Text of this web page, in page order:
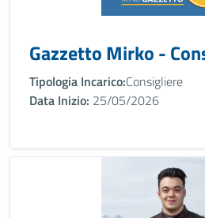
Gazzetto Mirko -
Tipologia Incarico:Consigliere
Data Inizio: 25/05/2026